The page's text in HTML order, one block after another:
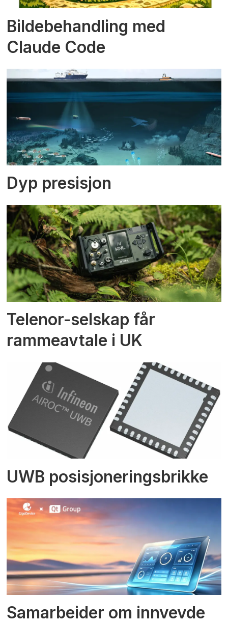
Bildebehandling med
Claude Code
Dyp presisjon
Telenor-selskap får
rammeavtale i UK
UWB posisjoneringsbrikke
Samarbeider om innvevde